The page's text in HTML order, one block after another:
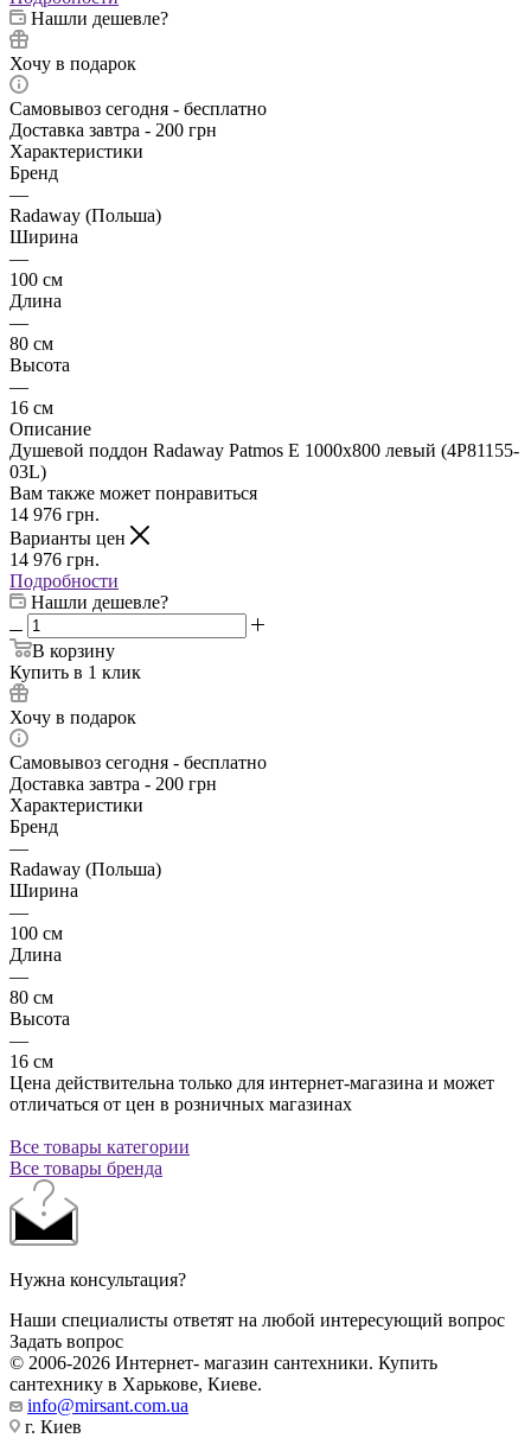
Нашли дешевле?
Хочу в подарок
Самовывоз сегодня - бесплатно
Доставка завтра - 200 грн
Характеристики
Бренд
—
Radaway (Польша)
Ширина
—
100 см
Длина
—
80 см
Высота
—
16 см
Описание
Душевой поддон Radaway Patmos E 1000x800 левый (4P81155-
03L)
Вам также может понравиться
14 976 грн.
Варианты цен
14 976 грн.
Подробности
Нашли дешевле?
В корзину
Купить в 1 клик
Хочу в подарок
Самовывоз сегодня - бесплатно
Доставка завтра - 200 грн
Характеристики
Бренд
—
Radaway (Польша)
Ширина
—
100 см
Длина
—
80 см
Высота
—
16 см
Цена действительна только для интернет-магазина и может
отличаться от цен в розничных магазинах
Все товары категории
Все товары бренда
Нужна консультация?
Наши специалисты ответят на любой интересующий вопрос
Задать вопрос
© 2006-2026 Интернет- магазин сантехники. Купить
сантехнику в Харькове, Киеве.
info@mirsant.com.ua
г. Киев